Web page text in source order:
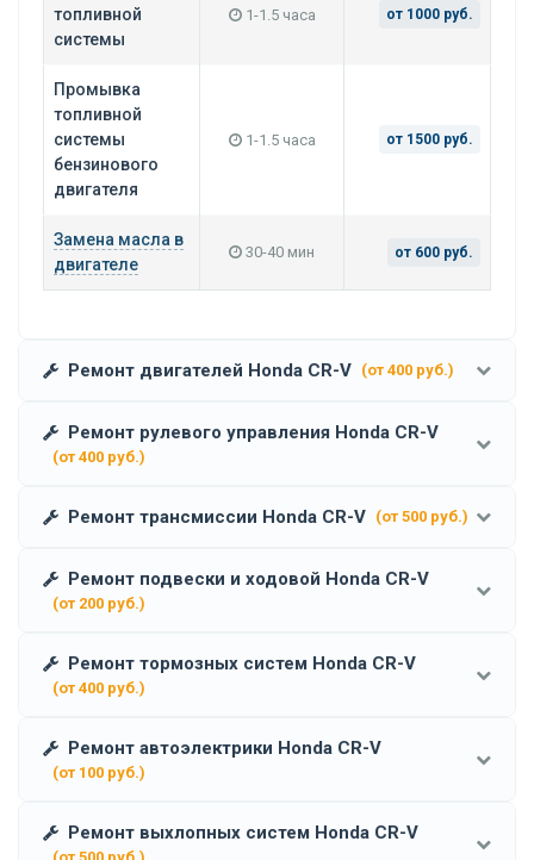
топливной
системы
1-1.5 часа от 1000 руб.
Промывка
топливной
системы
бензинового
двигателя
1-1.5 часа от 1500 руб.
Замена масла в
двигателе
30-40 мин от 600 руб.
Ремонт двигателей Honda CR-V (от 400 руб.)
Ремонт рулевого управления Honda CR-V
(от 400 руб.)
Ремонт трансмиссии Honda CR-V (от 500 руб.)
Ремонт подвески и ходовой Honda CR-V
(от 200 руб.)
Ремонт тормозных систем Honda CR-V
(от 400 руб.)
Ремонт автоэлектрики Honda CR-V
(от 100 руб.)
Ремонт выхлопных систем Honda CR-V
(от 500 руб.)